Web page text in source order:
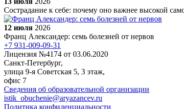
Сострадание к себе: почему оно важнее высокой
12 июля 2026
Франц Александер: семь болезней от нервов
+7 931-009-09-31
Лицензия №4174 от 03.06.2020
Санкт-Петербург,
улица 9-я Советская 5​, 3 этаж,
офис 7
Сведения об образовательной организации
istik_obuchenie@aryazancev.ru
Политика конфиденциальности